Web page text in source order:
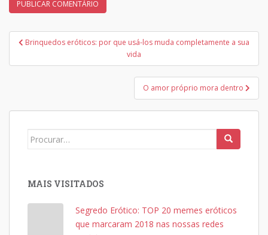
Navegação
Post
Brinquedos eróticos: por que usá-los muda completamente a sua
vida
O amor próprio mora dentro
Search
MAIS VISITADOS
Segredo Erótico: TOP 20 memes eróticos
que marcaram 2018 nas nossas redes